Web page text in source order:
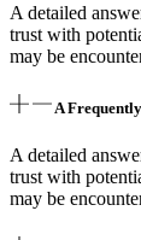
A detailed
trust with
may be
A
A detailed
trust with
may be